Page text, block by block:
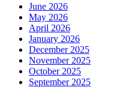
June 2026
May 2026
April 2026
January 2026
December 2025
November 2025
October 2025
September 2025